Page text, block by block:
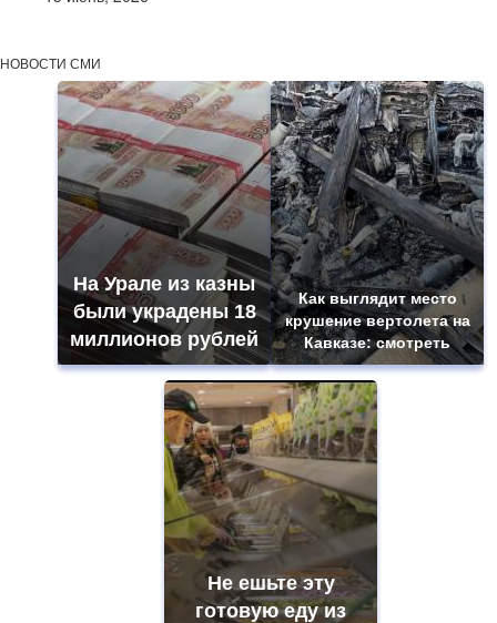
НОВОСТИ СМИ
На Урале из казны
были украдены 18
миллионов рублей
Как выглядит место
крушение вертолета на
Кавказе: смотреть
Не ешьте эту
готовую еду из